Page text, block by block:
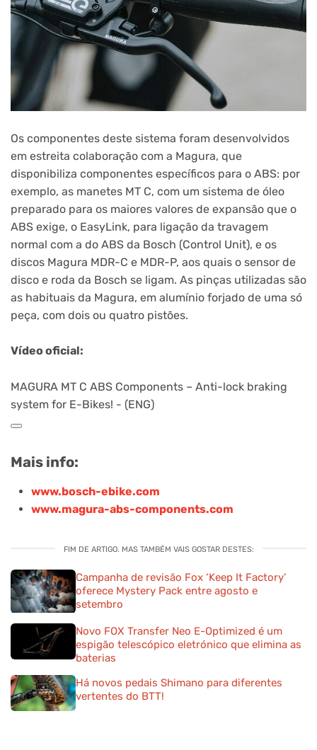
Os componentes deste sistema foram desenvolvidos
em estreita colaboração com a Magura, que
disponibiliza componentes específicos para o ABS: por
exemplo, as manetes MT C, com um sistema de óleo
preparado para os maiores valores de expansão que o
ABS exige, o EasyLink, para ligação da travagem
normal com a do ABS da Bosch (Control Unit), e os
discos Magura MDR-C e MDR-P, aos quais o sensor de
disco e roda da Bosch se ligam. As pinças utilizadas são
as habituais da Magura, em alumínio forjado de uma só
peça, com dois ou quatro pistões.
Vídeo oficial:
MAGURA MT C ABS Components – Anti-lock braking
system for E-Bikes! - (ENG)
Mais info:
www.bosch-ebike.com
www.magura-abs-components.com
FIM DE ARTIGO. MAS TAMBÉM VAIS GOSTAR DESTES:
Campanha de revisão Fox ‘Keep It Factory’
oferece Mystery Pack entre agosto e
setembro
Novo FOX Transfer Neo E-Optimized é um
espigão telescópico eletrónico que elimina as
baterias
Há novos pedais Shimano para diferentes
vertentes do BTT!